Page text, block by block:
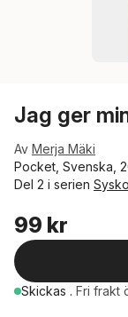
Jag ger
Av Merja Mäki
Pocket, Svenska,
Del 2 i serien
99 kr
Skickas . Fri frakt